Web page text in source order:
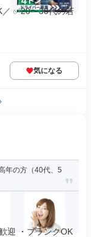
✅20〜30代の若
気になる
年の方（40代、5
迎 ・ブランクOK